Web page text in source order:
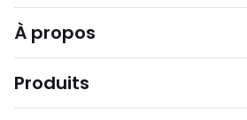
À propos
Produits